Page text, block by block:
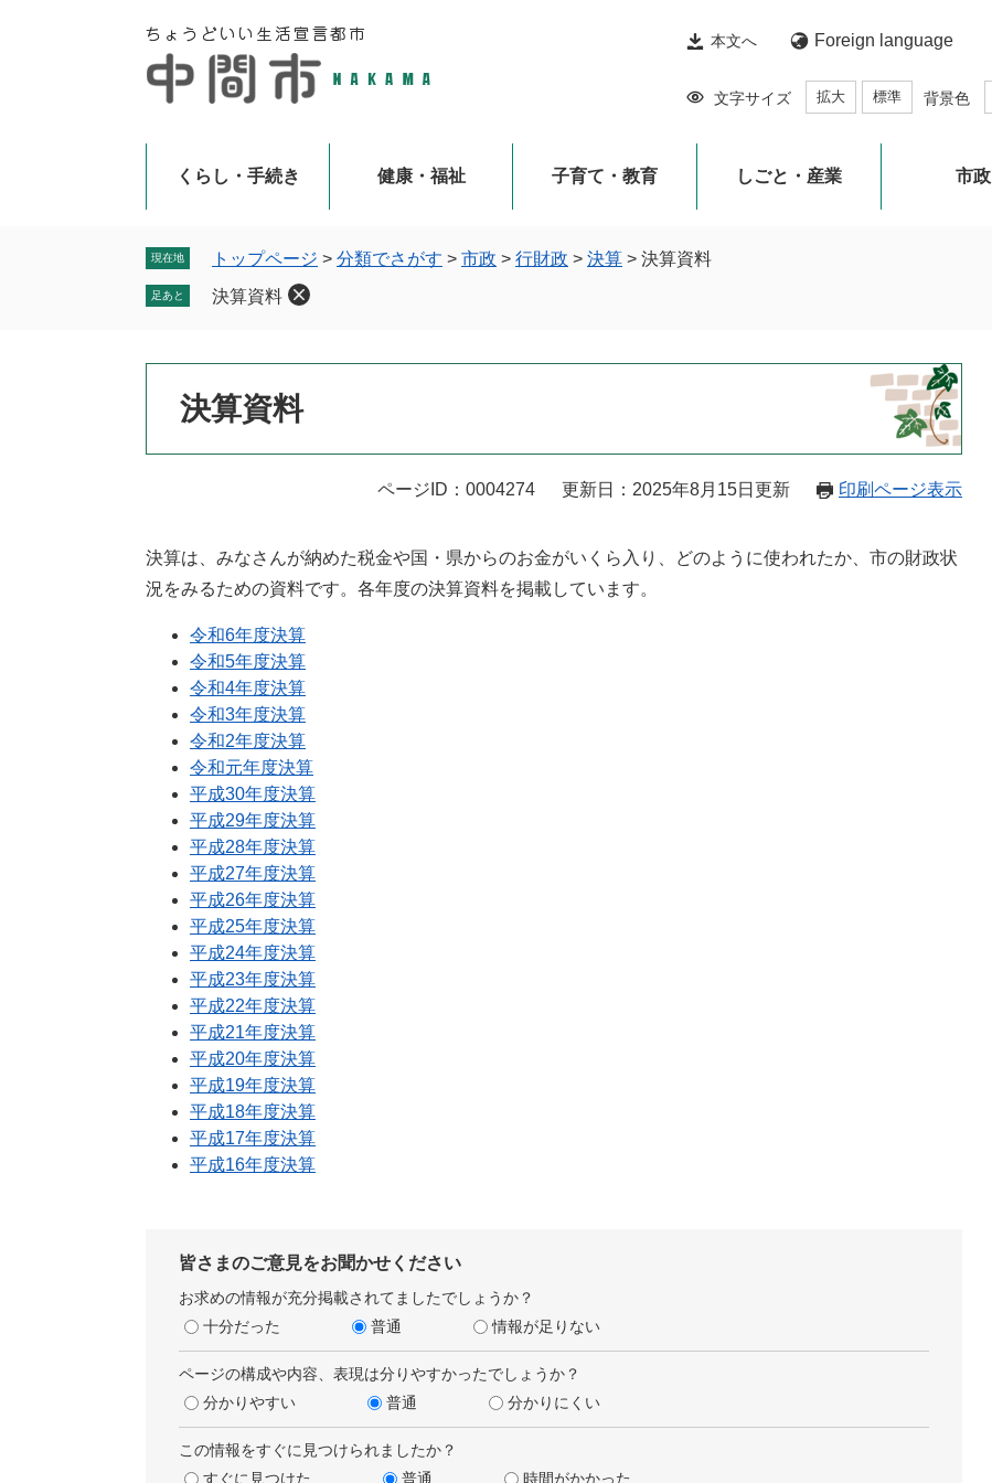
本文へ Foreign language
文字サイズ 拡大 標準 背景色
くらし・手続き 健康・福祉 子育て・教育 しごと・産業 市政
現在地 トップページ > 分類でさがす > 市政 > 行財政 > 決算 > 決算資料
足あと 決算資料
決算資料
ページID：0004274 更新日：2025年8月15日更新 印刷ページ表示
決算は、みなさんが納めた税金や国・県からのお金がいくら入り、どのように使われたか、市の財政状
況をみるための資料です。各年度の決算資料を掲載しています。
令和6年度決算
令和5年度決算
令和4年度決算
令和3年度決算
令和2年度決算
令和元年度決算
平成30年度決算
平成29年度決算
平成28年度決算
平成27年度決算
平成26年度決算
平成25年度決算
平成24年度決算
平成23年度決算
平成22年度決算
平成21年度決算
平成20年度決算
平成19年度決算
平成18年度決算
平成17年度決算
平成16年度決算
皆さまのご意見をお聞かせください
お求めの情報が充分掲載されてましたでしょうか？
十分だった
普通 情報が足りない
ページの構成や内容、表現は分りやすかったでしょうか？
分かりやすい
普通 分かりにくい
この情報をすぐに見つけられましたか？
すぐに見つけた
普通 時間がかかった